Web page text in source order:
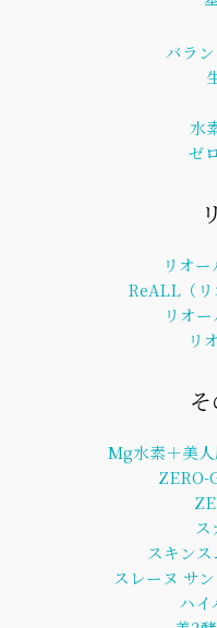
バラ
水
ゼ
リオ
ReALL（
リオ
リ
Mg水素＋美人
ZERO-
ス
スキン
スレーヌ サ
ハイ